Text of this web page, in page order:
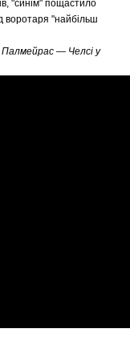
"синім" пощастило
воротаря "найбільш
Палмейрас — Челсі у